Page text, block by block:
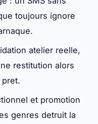
toujours ignore
atelier reelle,
restitution alors
et promotion
genres detruit la